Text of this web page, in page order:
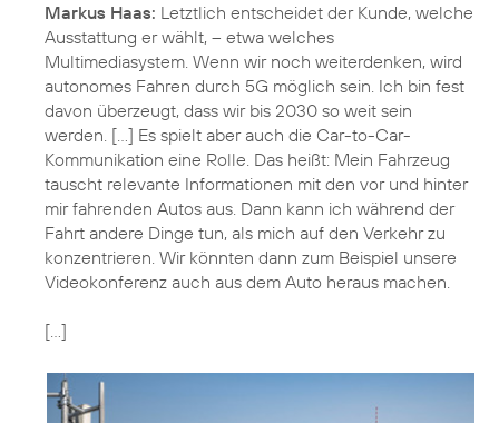
Markus Haas: Letztlich entscheidet der Kunde, welche
Ausstattung er wählt, – etwa welches
Multimediasystem. Wenn wir noch weiterdenken, wird
autonomes Fahren durch 5G möglich sein. Ich bin fest
davon überzeugt, dass wir bis 2030 so weit sein
werden. [...] Es spielt aber auch die Car-to-Car-
Kommunikation eine Rolle. Das heißt: Mein Fahrzeug
tauscht relevante Informationen mit den vor und hinter
mir fahrenden Autos aus. Dann kann ich während der
Fahrt andere Dinge tun, als mich auf den Verkehr zu
konzentrieren. Wir könnten dann zum Beispiel unsere
Videokonferenz auch aus dem Auto heraus machen.
[...]